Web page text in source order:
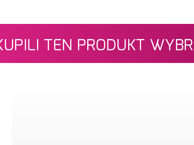
TEN PRODUKT